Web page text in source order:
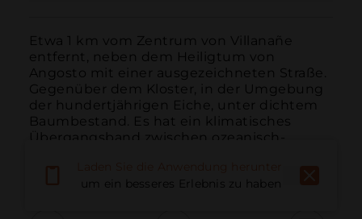
Etwa 1 km vom Zentrum von Villanañe
entfernt, neben dem Heiligtum von
Angosto mit einer ausgezeichneten Straße.
Gegenüber dem Kloster, in der Umgebung
der hundertjährigen Eiche, unter dichtem
Baumbestand. Es hat ein klimatisches
Übergangsband zwischen ozeanisch-
um ein besseres Erlebnis zu haben